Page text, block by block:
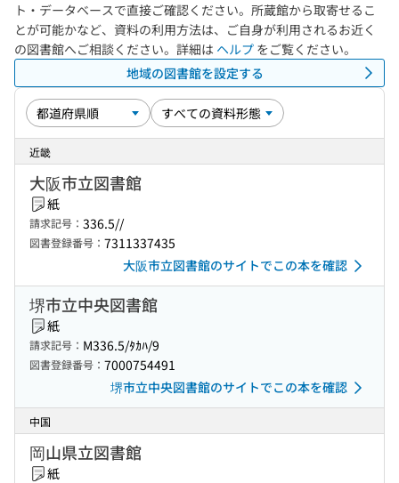
ト・データベースで直接ご確認ください。所蔵館から取寄せるこ
とが可能かなど、資料の利用方法は、ご自身が利用されるお近く
の図書館へご相談ください。詳細は ヘルプ をご覧ください。
地域の図書館を設定する
近畿
大阪市立図書館
紙
請求記号： 336.5//
図書登録番号： 7311337435
大阪市立図書館のサイトでこの本を確認
堺市立中央図書館
紙
請求記号： M336.5/ﾀｶﾊ/9
図書登録番号： 7000754491
堺市立中央図書館のサイトでこの本を確認
中国
岡山県立図書館
紙